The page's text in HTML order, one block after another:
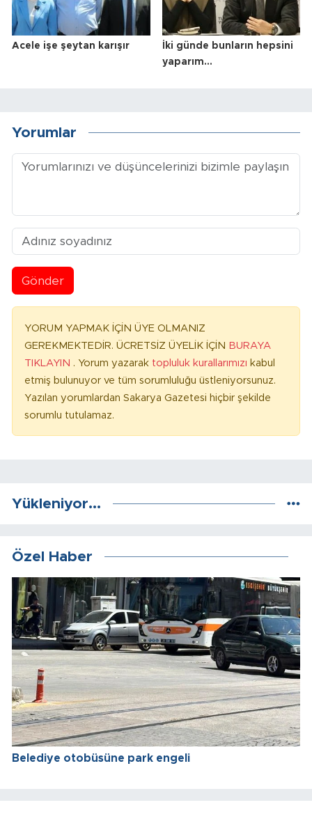
Acele işe şeytan karışır
İki günde bunların hepsini
yaparım…
Yorumlar
Gönder
YORUM YAPMAK İÇİN ÜYE OLMANIZ
GEREKMEKTEDİR. ÜCRETSİZ ÜYELİK İÇİN BURAYA
TIKLAYIN . Yorum yazarak topluluk kurallarımızı kabul
etmiş bulunuyor ve tüm sorumluluğu üstleniyorsunuz.
Yazılan yorumlardan Sakarya Gazetesi hiçbir şekilde
sorumlu tutulamaz.
Yükleniyor...
Özel Haber
Belediye otobüsüne park engeli